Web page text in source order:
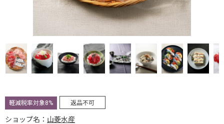
軽減税率対象8% 返品不可
ショップ名： 山菱水産